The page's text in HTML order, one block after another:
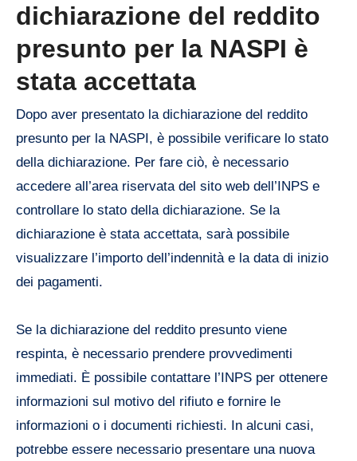
dichiarazione del reddito
presunto per la NASPI è
stata accettata
Dopo aver presentato la dichiarazione del reddito
presunto per la NASPI, è possibile verificare lo stato
della dichiarazione. Per fare ciò, è necessario
accedere all’area riservata del sito web dell’INPS e
controllare lo stato della dichiarazione. Se la
dichiarazione è stata accettata, sarà possibile
visualizzare l’importo dell’indennità e la data di inizio
dei pagamenti.
Se la dichiarazione del reddito presunto viene
respinta, è necessario prendere provvedimenti
immediati. È possibile contattare l’INPS per ottenere
informazioni sul motivo del rifiuto e fornire le
informazioni o i documenti richiesti. In alcuni casi,
potrebbe essere necessario presentare una nuova